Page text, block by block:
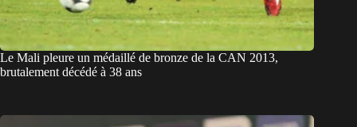
Le Mali pleure un médaillé de bronze de la CAN 2013,
brutalement décédé à 38 ans